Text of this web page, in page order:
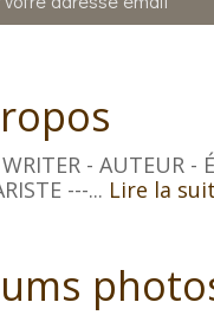
- AUTEUR -
---... Lire la